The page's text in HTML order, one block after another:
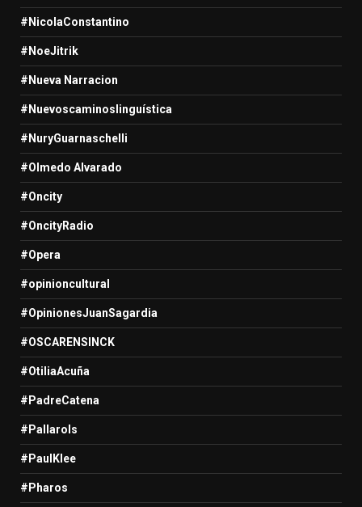
#NicolaConstantino
#NoeJitrik
#Nueva Narracion
#Nuevoscaminoslinguística
#NuryGuarnaschelli
#Olmedo Alvarado
#Oncity
#OncityRadio
#Opera
#opinioncultural
#OpinionesJuanSagardia
#OSCARENSINCK
#OtiliaAcuña
#PadreCatena
#Pallarols
#PaulKlee
#Pharos